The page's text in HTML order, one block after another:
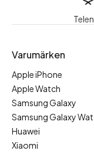
Varumärken
Apple iPhone
Apple Watch
Samsung Galaxy
Samsung Galaxy
Huawei
Xiaomi